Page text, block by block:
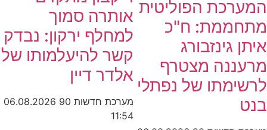
המערכת הפוליטית
מתחממת: ח"כ
איתן גינזבורג
מרעננה מצטרף
לרשימתו של נפתלי
בנט
אותרה סמוך
למחלף ירקון: נבדק
קשר להיעלמותו של
אלדר דיין
מערכת חדשות 90
06.08.2026
11:54